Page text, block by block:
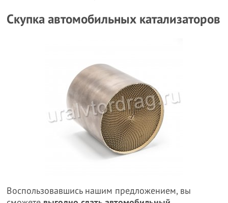
Скупка автомобильных катализаторов
Воспользовавшись нашим предложением, вы